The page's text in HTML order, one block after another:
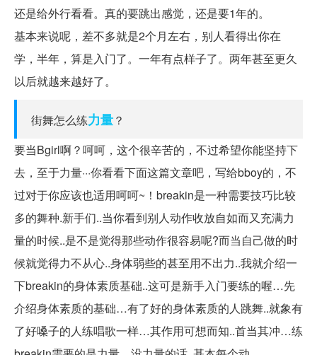
还是给外行看看。真的要跳出感觉，还是要1年的。
基本来说呢，差不多就是2个月左右，别人看得出你在
学，半年，算是入门了。一年有点样子了。两年甚至更久
以后就越来越好了。
街舞怎么练力量？
要当Bgirl啊？呵呵，这个很辛苦的，不过希望你能坚持下
去，至于力量···你看看下面这篇文章吧，写给bboy的，不
过对于你应该也适用呵呵~！breakin是一种需要技巧比较
多的舞种.新手们..当你看到别人动作收放自如而又充满力
量的时候..是不是觉得那些动作很容易呢?而当自己做的时
候就觉得力不从心..身体弱些的甚至用不出力..我就介绍一
下breakin的身体素质基础..这可是新手入门要练的喔…先
介绍身体素质的基础…有了好的身体素质的人跳舞..就象有
了好嗓子的人练唱歌一样…其作用可想而知..首当其冲…练